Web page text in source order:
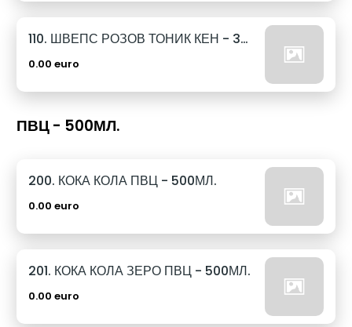
110. ШВЕПС РОЗОВ ТОНИК КЕН - 330МЛ.
0.00 euro
ПВЦ - 500МЛ.
200. КОКА КОЛА ПВЦ - 500МЛ.
0.00 euro
201. КОКА КОЛА ЗЕРО ПВЦ - 500МЛ.
0.00 euro